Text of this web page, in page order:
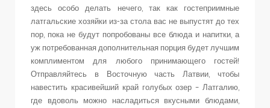
здесь особо делать нечего, так как гостеприимные
латгальские хозяйки из-за стола вас не выпустят до тех
пор, пока не будут попробованы все блюда и напитки, а
уж потребованная дополнительная порция будет лучшим
комплиментом для любого принимающего гостей!
Отправляйтесь в Восточную часть Латвии, чтобы
навестить красивейший край голубых озер – Латгалию,
где вдоволь можно насладиться вкусными блюдами,